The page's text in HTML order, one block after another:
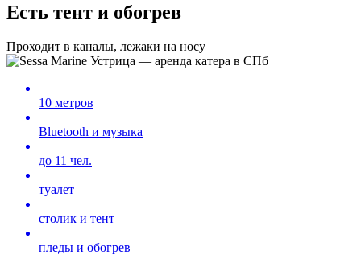
Есть тент и обогрев
Проходит в каналы, лежаки на носу
10 метров
Bluetooth и музыка
до 11 чел.
туалет
столик и тент
пледы и обогрев